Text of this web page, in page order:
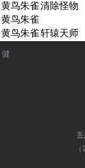
黄鸟朱雀清除怪物
黄鸟朱雀
黄鸟朱雀轩辕天师
健